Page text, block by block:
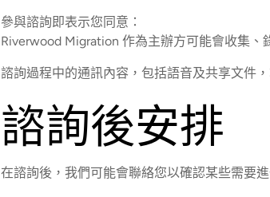
參與諮詢即表示您同意：
Riverwood Migration 作為主辦方可能會收集、
諮詢過程中的通訊內容，包括語音及共享文件
諮詢後安排
在諮詢後，我們可能會聯絡您以確認某些需要